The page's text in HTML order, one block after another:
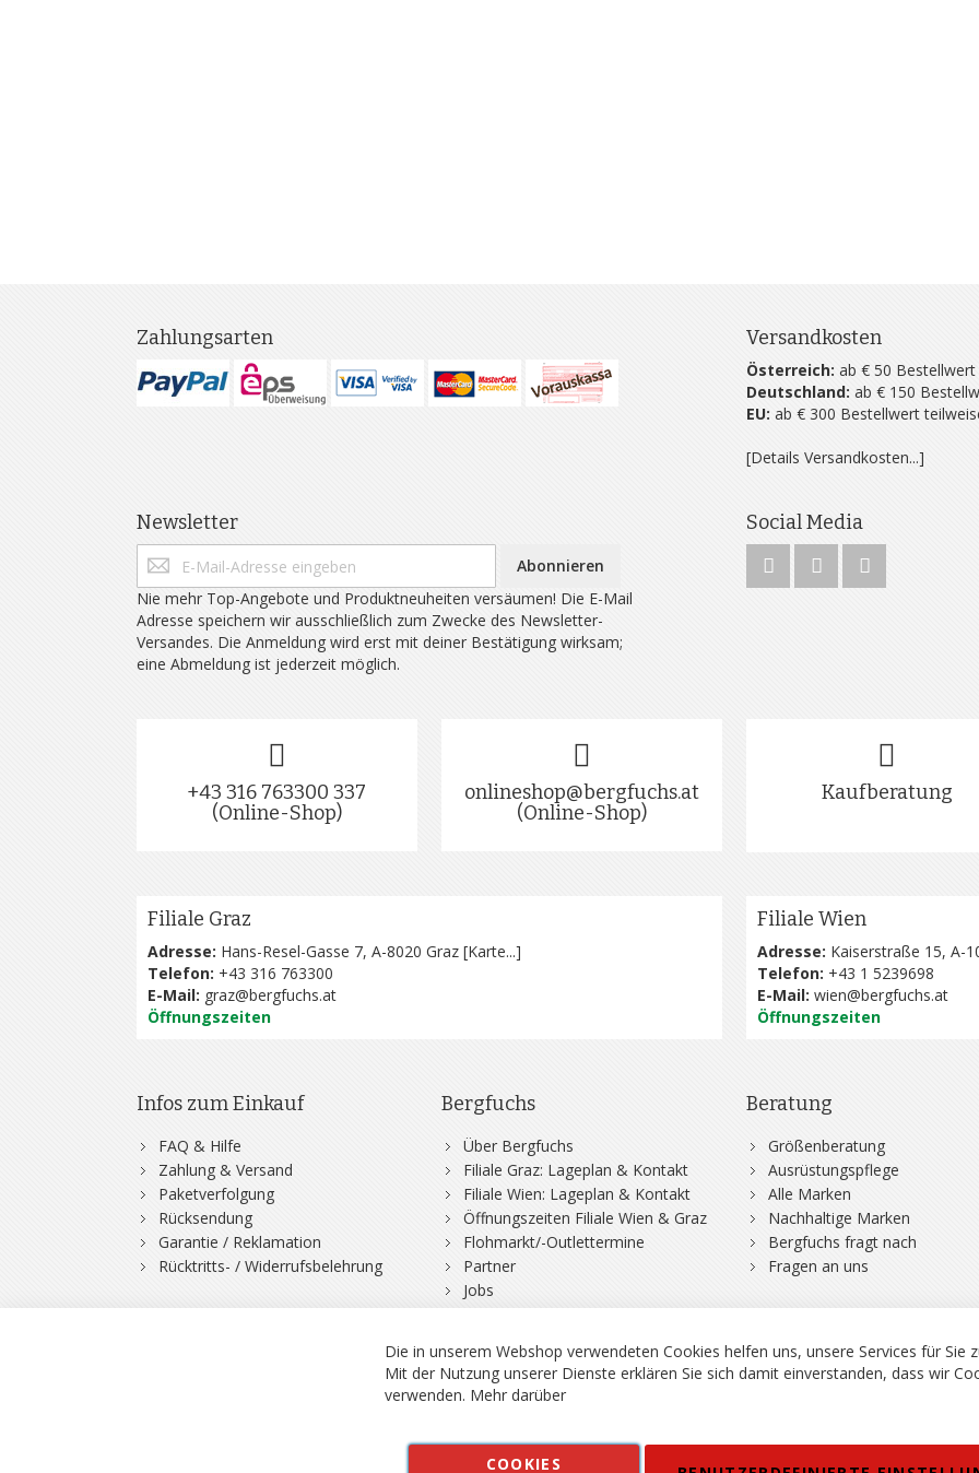
Zahlungsarten Versandkosten
Österreich: ab € 50
Deutschland: ab € 150
EU: ab € 300 Bestellwert
[Details Versandkosten...]
Newsletter
Abonnieren
Nie mehr Top-Angebote und Produktneuheiten versäumen! Die E-Mail
Adresse speichern wir ausschließlich zum Zwecke des Newsletter-
Versandes. Die Anmeldung wird erst mit deiner Bestätigung wirksam;
eine Abmeldung ist jederzeit möglich.
Social Media
+43 316 763300 337
(Online-Shop)
onlineshop@bergfuchs.at
(Online-Shop)
Kaufberatung
Filiale Graz
Adresse: Hans-Resel-Gasse 7, A-8020 Graz [Karte...]
Telefon: +43 316 763300
E-Mail: graz@bergfuchs.at
Öffnungszeiten
Filiale Wien
Adresse: Kaiserstraße 15, A-
Telefon: +43 1 5239698
E-Mail: wien@bergfuchs.at
Öffnungszeiten
Infos zum Einkauf
FAQ & Hilfe
Zahlung & Versand
Paketverfolgung
Rücksendung
Garantie / Reklamation
Rücktritts- / Widerrufsbelehrung
Bergfuchs
Über Bergfuchs
Filiale Graz: Lageplan & Kontakt
Filiale Wien: Lageplan & Kontakt
Öffnungszeiten Filiale Wien & Graz
Flohmarkt/-Outlettermine
Partner
Jobs
Beratung
Größenberatung
Ausrüstungspflege
Alle Marken
Nachhaltige Marken
Bergfuchs fragt nach
Fragen an uns
Vertrag widerrufen Kontakt AGB Datenschutz
Die in unserem Webshop verwendeten Cookies helfen uns, unsere Services für Sie
Mit der Nutzung unserer Dienste erklären Sie sich damit einverstanden, dass wir
verwenden. Mehr darüber
COOKIES